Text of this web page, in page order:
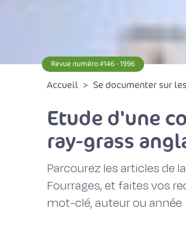
Revue numéro #146 - 1996
Accueil Se documenter sur
Etude d'une
ray-grass
Parcourez les articles de
Fourrages, et faites vos
mot-clé, auteur ou année